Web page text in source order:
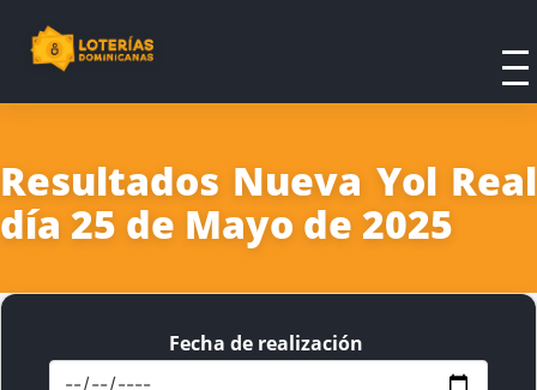
Resultados Nueva Yol Real
día 25 de Mayo de 2025
Fecha de realización